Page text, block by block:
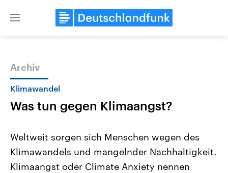
Close
Themen
Archiv
Klimawandel
Was tun gegen Klimaangst?
Weltweit sorgen sich Menschen wegen des
Klimawandels und mangelnder Nachhaltigkeit.
Klimaangst oder Climate Anxiety nennen